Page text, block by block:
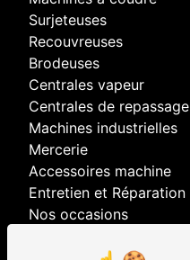
Surjeteuses
Recouvreuses
Brodeuses
Centrales vapeur
Centrales de repassage
Machines industrielles
Mercerie
Accessoires machine
Entretien et Réparation
Nos occasions